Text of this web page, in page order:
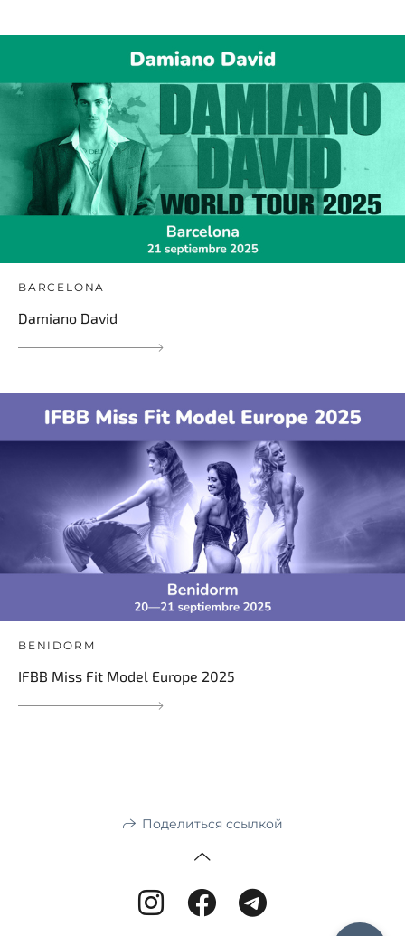
BARCELONA
Damiano David
BENIDORM
IFBB Miss Fit Model Europe 2025
Поделиться ссылкой